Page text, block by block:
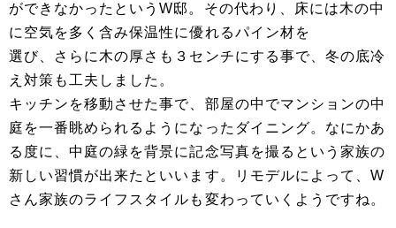
ができなかったというW邸。その代わり、床には木の中
に空気を多く含み保温性に優れるパイン材を
選び、さらに木の厚さも３センチにする事で、冬の底冷
え対策も工夫しました。
キッチンを移動させた事で、部屋の中でマンションの中
庭を一番眺められるようになったダイニング。なにかあ
る度に、中庭の緑を背景に記念写真を撮るという家族の
新しい習慣が出来たといいます。リモデルによって、W
さん家族のライフスタイルも変わっていくようですね。